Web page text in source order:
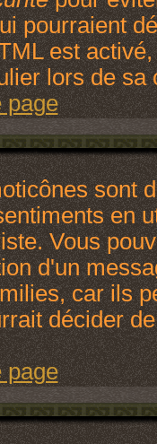
pourraient
est
lors de sa
page
sont
en
Vous
d'un
car ils
décider
page